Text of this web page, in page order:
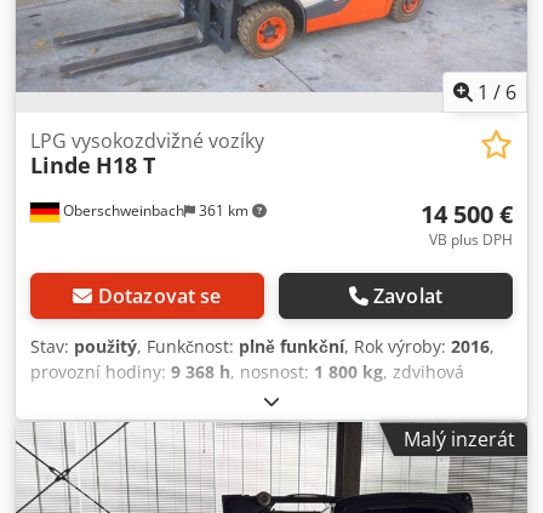
1 / 6
Oberschweinbach 361 km
LPG vysokozdvižné vozíky
Linde H18 T
14 500 €
VB plus DPH
Dotazovat se Zavolat
Stav: použitý, Funkčnost: plně funkční, Rok výroby: 2016,
provozní hodiny: 9 368 h, nosnost: 1 800 kg, zdvihová
plyn
stavební výška:2 350 mm, typ pohonu:Treibgas,
vysokozdvižný vozík na LPG Typ stožáru: Triplex Technický
stav: dobrý Dedpfju Adpmex Aatjck Boční posuv, 3. ventil,
4. ventil,
Malý inzerát